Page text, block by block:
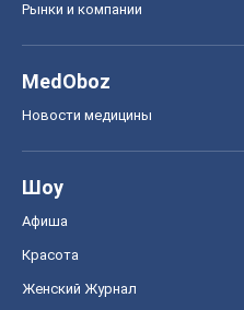
Рынки и компании
MedOboz
Новости медицины
Шоу
Афиша
Красота
Женский Журнал